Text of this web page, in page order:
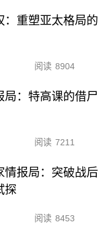
：重塑亚太格局的
阅读 8904
局：特高课的借尸
阅读 7211
情报局：突破战后
探
阅读 8453